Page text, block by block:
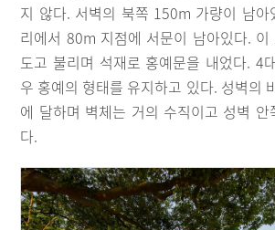
지 않다. 서벽의 북쪽 150m 가량이 남아
리에서 80m 지점에 서문이 남아있다.
도고 불리며 석재로 홍예문을 내었다. 4
우 홍예의 형태를 유지하고 있다. 성벽의
에 달하며 벽체는 거의 수직이고 성벽 안
다.